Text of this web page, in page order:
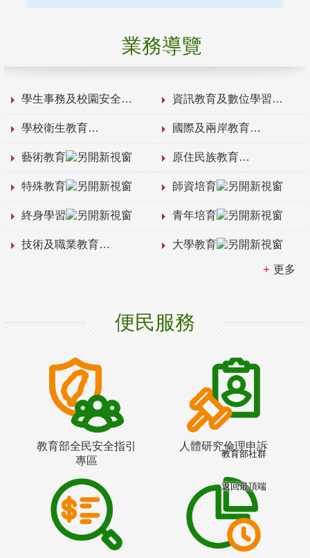
業務導覽
學生事務及校園安全 資訊教育及數位學習
學校衛生教育 國際及兩岸教育
藝術教育 原住民族教育
特殊教育 師資培育
終身學習 青年培育
技術及職業教育 大學教育
更多
便民服務
教育部全民安全指引
專區
人體研究倫理申訴
教育部社群
返回最頂端